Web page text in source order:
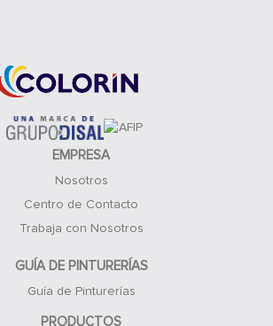
EMPRESA
Nosotros
Centro de Contacto
Trabaja con Nosotros
GUÍA DE PINTURERÍAS
Guía de Pinturerías
PRODUCTOS